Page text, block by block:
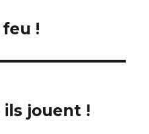
!
ils jouent !